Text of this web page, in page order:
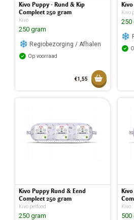
Kivo Puppy - Rund & Kip
Compleet 250 gram
Kivo
250 gram
Regiobezorging / Afhalen
Op voorraad
€1,55
Kivo
250
Kivo Puppy Rund & Eend
Compleet 250 gram
Kivo petfood
250 gram
Kivo
500